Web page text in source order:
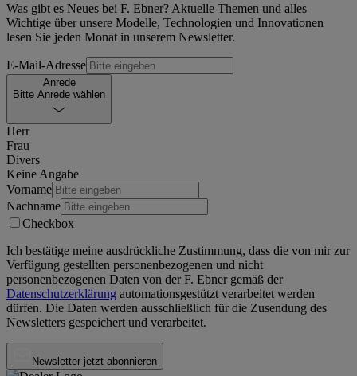
Was gibt es Neues bei F. Ebner? Aktuelle Themen und alles
Wichtige über unsere Modelle, Technologien und Innovationen
lesen Sie jeden Monat in unserem Newsletter.
E-Mail-Adresse
Anrede
Bitte Anrede wählen
Herr
Frau
Divers
Keine Angabe
Vorname
Nachname
Checkbox
Ich bestätige meine ausdrückliche Zustimmung, dass die von mir zur
Verfügung gestellten personenbezogenen und nicht
personenbezogenen Daten von derF. Ebnergemäß der
Datenschutzerklärung automationsgestützt verarbeitet werden
dürfen. Die Daten werden ausschließlich für die Zusendung des
Newsletters gespeichert und verarbeitet.
Newsletter jetzt abonnieren